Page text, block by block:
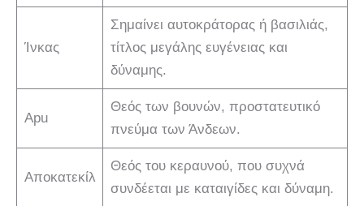
Ίνκας
Σημαίνει αυτοκράτορας ή βασιλιάς,
τίτλος μεγάλης ευγένειας και
δύναμης.
Apu
Θεός των βουνών, προστατευτικό
πνεύμα των Άνδεων.
Αποκατεκίλ
Θεός του κεραυνού, που συχνά
συνδέεται με καταιγίδες και δύναμη.